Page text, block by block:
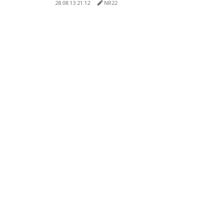
28.08.13 21:12 NR22